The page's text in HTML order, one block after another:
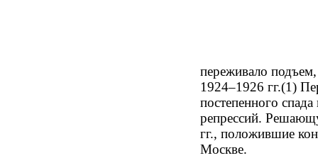
переживало
1924–1926 гг.(1)
постепенного
репрессий.
гг., положившие
Москве.